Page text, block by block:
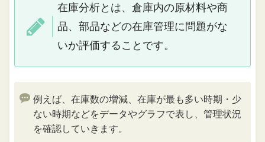
在庫分析とは、倉庫内の原材料や商
品、部品などの在庫管理に問題がな
いか評価することです。
例えば、在庫数の増減、在庫が最も多い時期・少
ない時期などをデータやグラフで表し、管理状況
を確認していきます。